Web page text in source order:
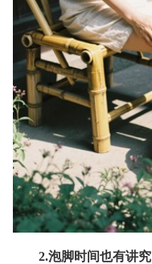
2.泡脚时间也有讲究